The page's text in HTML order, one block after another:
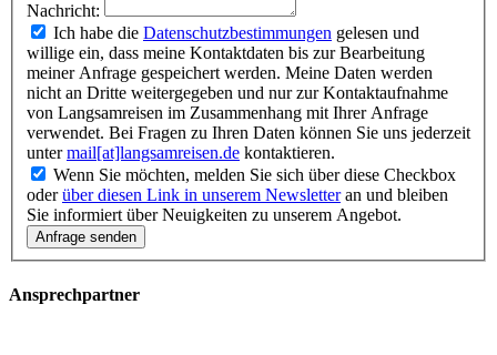
Nachricht:
Ich habe die Datenschutzbestimmungen gelesen und
willige ein, dass meine Kontaktdaten bis zur Bearbeitung
meiner Anfrage gespeichert werden. Meine Daten werden
nicht an Dritte weitergegeben und nur zur Kontaktaufnahme
von Langsamreisen im Zusammenhang mit Ihrer Anfrage
verwendet. Bei Fragen zu Ihren Daten können Sie uns jederzeit
untermail[at]langsamreisen.de kontaktieren.
Wenn Sie möchten, melden Sie sich über diese Checkbox
oderüber diesen Link in unserem Newsletteran und bleiben
Sie informiert über Neuigkeiten zu unserem Angebot.
Ansprechpartner